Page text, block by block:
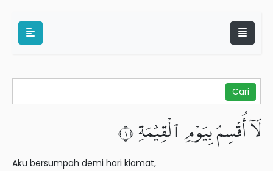
لَآ أُقْسِمُ بِيَوْمِ ٱلْقِيَٰمَةِ ١
Aku bersumpah demi hari kiamat,